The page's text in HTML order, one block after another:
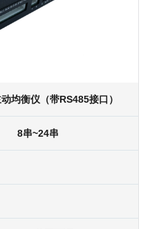
均衡仪（带RS485接口）
8串~24串